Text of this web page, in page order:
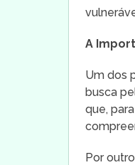
A
Um dos
busca
que,
Por